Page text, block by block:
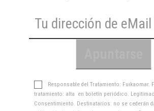
Responsable del Tratamiento: Fuikaomar.
tratamiento: alta en boletín periódico.
Consentimiento. Destinatarios: no se cederán